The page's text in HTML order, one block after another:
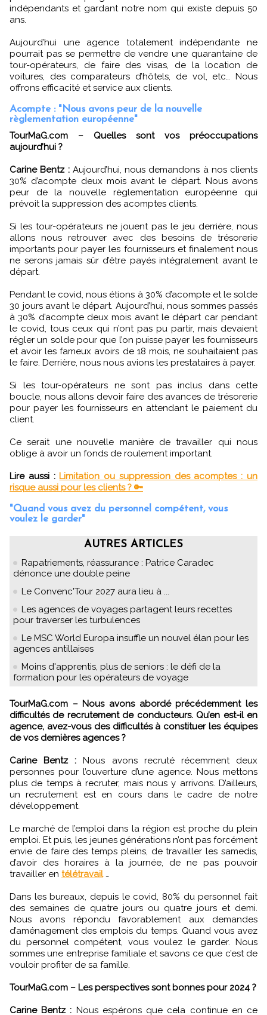
indépendants et gardant notre nom qui existe depuis 50
ans.
Aujourd’hui une agence totalement indépendante ne
pourrait pas se permettre de vendre une quarantaine de
tour-opérateurs, de faire des visas, de la location de
voitures, des comparateurs d’hôtels, de vol, etc… Nous
offrons efficacité et service aux clients.
Acompte : "Nous avons peur de la nouvelle
règlementation européenne"
TourMaG.com – Quelles sont vos préoccupations
aujourd’hui ?
Carine Bentz : Aujourd’hui, nous demandons à nos clients
30% d’acompte deux mois avant le départ. Nous avons
peur de la nouvelle règlementation européenne qui
prévoit la suppression des acomptes clients.
Si les tour-opérateurs ne jouent pas le jeu derrière, nous
allons nous retrouver avec des besoins de trésorerie
importants pour payer les fournisseurs et finalement nous
ne serons jamais sûr d’être payés intégralement avant le
départ.
Pendant le covid, nous étions à 30% d’acompte et le solde
30 jours avant le départ. Aujourd’hui, nous sommes passés
à 30% d’acompte deux mois avant le départ car pendant
le covid, tous ceux qui n’ont pas pu partir, mais devaient
régler un solde pour que l’on puisse payer les fournisseurs
et avoir les fameux avoirs de 18 mois, ne souhaitaient pas
le faire. Derrière, nous nous avions les prestataires à payer.
Si les tour-opérateurs ne sont pas inclus dans cette
boucle, nous allons devoir faire des avances de trésorerie
pour payer les fournisseurs en attendant le paiement du
client.
Ce serait une nouvelle manière de travailler qui nous
oblige à avoir un fonds de roulement important.
Lire aussi : Limitation ou suppression des acomptes : un
risque aussi pour les clients ? 🔑
"Quand vous avez du personnel compétent, vous
voulez le garder"
AUTRES ARTICLES
Rapatriements, réassurance : Patrice Caradec
dénonce une double peine
Le Convenc'Tour 2027 aura lieu à ...
Les agences de voyages partagent leurs recettes
pour traverser les turbulences
Le MSC World Europa insuffle un nouvel élan pour les
agences antillaises
Moins d'apprentis, plus de seniors : le défi de la
formation pour les opérateurs de voyage
TourMaG.com – Nous avons abordé précédemment les
difficultés de recrutement de conducteurs. Qu’en est-il en
agence, avez-vous des difficultés à constituer les équipes
de vos dernières agences ?
Carine Bentz :Nous avons recruté récemment deux
personnes pour l’ouverture d’une agence. Nous mettons
plus de temps à recruter, mais nous y arrivons. D’ailleurs,
un recrutement est en cours dans le cadre de notre
développement.
Le marché de l’emploi dans la région est proche du plein
emploi. Et puis, les jeunes générations n’ont pas forcément
envie de faire des temps pleins, de travailler les samedis,
d’avoir des horaires à la journée, de ne pas pouvoir
travailler en télétravail…
Dans les bureaux, depuis le covid, 80% du personnel fait
des semaines de quatre jours ou quatre jours et demi.
Nous avons répondu favorablement aux demandes
d’aménagement des emplois du temps. Quand vous avez
du personnel compétent, vous voulez le garder. Nous
sommes une entreprise familiale et savons ce que c’est de
vouloir profiter de sa famille.
TourMaG.com – Les perspectives sont bonnes pour 2024 ?
Carine Bentz : Nous espérons que cela continue en ce